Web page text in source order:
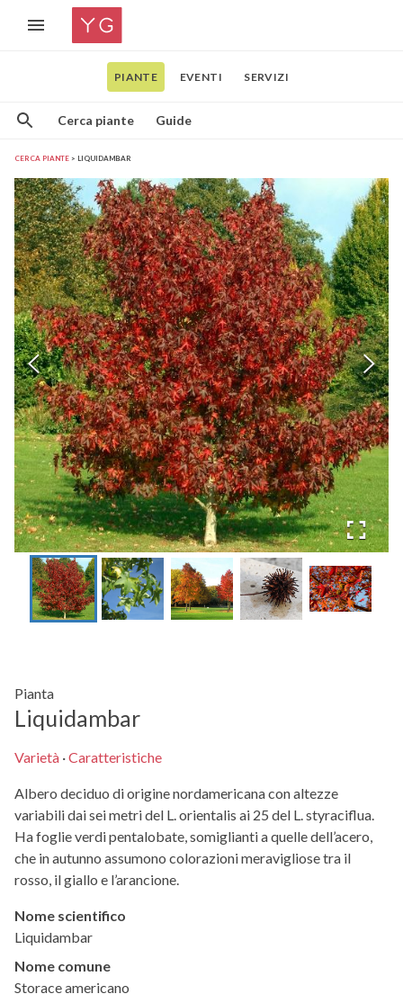
PIANTE EVENTI SERVIZI
Cerca piante Guide
CERCA PIANTE LIQUIDAMBAR
Pianta
Liquidambar
Varietà ·Caratteristiche
Albero deciduo di origine nordamericana con altezze
variabili dai sei metri del L. orientalis ai 25 del L. styraciflua.
Ha foglie verdi pentalobate, somiglianti a quelle dell’acero,
che in autunno assumono colorazioni meravigliose tra il
rosso, il giallo e l’arancione.
Nome scientifico
Liquidambar
Nome comune
Storace americano